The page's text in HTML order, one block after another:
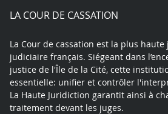
LA COUR DE CASSATION
La Cour de cassation est la plus
judiciaire français. Siégeant dans
justice de l'Île de la Cité, cette
essentielle: unifier et contrôler
La Haute Juridiction garantit ainsi à
traitement devant les juges.